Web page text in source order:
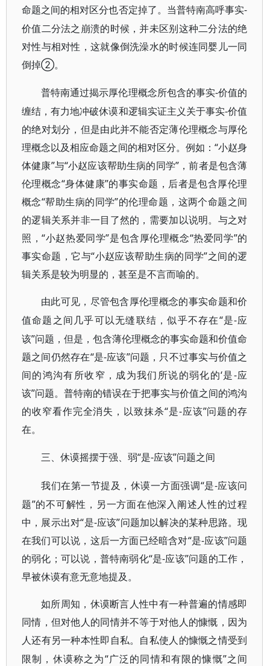
命题之间的相对区分也否定掉了。当普特南高呼事实-
价值二分法之崩溃的时候，并未区别这种二分法的绝
对性与相对性，这就像倒洗澡水的时候连同婴儿一同
倒掉②。
普特南通过揭示厚伦理概念所包含的事实-价值的
缠结，有力地冲破休谟和逻辑实证主义关于事实-价值
的绝对划分，但是由此并不能否定薄伦理概念与厚伦
理概念以及相应命题之间的相对区分。例如：“小赵身
体健康”与“小赵应该帮助生病的同学”，前者是包含薄
伦理概念“身体健康”的事实命题，后者是包含厚伦理
概念“帮助生病的同学”的伦理命题，这两个命题之间
的逻辑关系并非一目了然的，需要加以说明。与之对
照，“小赵热爱同学”是包含厚伦理概念“热爱同学”的
事实命题，它与“小赵应该帮助生病的同学”之间的逻
辑关系是较为明显的，甚至是不言而喻的。
由此可见，尽管包含厚伦理概念的事实命题和价
值命题之间几乎可以无缝联结，似乎不存在“是-应
该”问题，但是，包含薄伦理概念的事实命题和价值命
题之间仍然存在“是-应该”问题，只不过事实与价值之
间的鸿沟有所收窄，成为我们所说的弱化的‘是-应
该”问题。普特南的错误在于把事实与价值之间的鸿沟
的收窄看作完全消失，以致抹杀“是-应该”问题的存
在。
三、休谟摇摆于强、弱“是-应该”问题之间
我们在第一节提及，休谟一方面强调“是-应该问
题”的不可解性，另一方面在他深入阐述人性的过程
中，展示出对“是-应该”问题加以解决的某种思路。现
在我们可以说，这后一方面已经暗含对“是-应该”问题
的弱化；可以说，普特南弱化“是-应该”问题的工作，
早被休谟有意无意地提及。
如所周知，休谟断言人性中有一种普遍的情感即
同情，但对他人的同情并不等于对他人的慷慨，因为
人还有另一种本性即自私。自私使人的慷慨之情受到
限制，休谟称之为“广泛的同情和有限的慷慨”之间